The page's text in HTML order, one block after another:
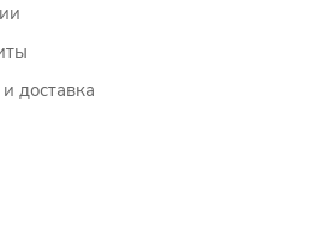
доставка